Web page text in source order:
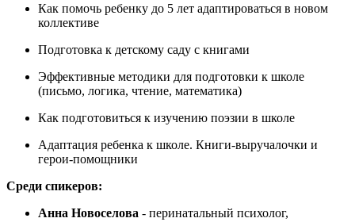
Как помочь ребенку до 5 лет адаптироваться в новом
коллективе
Подготовка к детскому саду с книгами
Эффективные методики для подготовки к школе
(письмо, логика, чтение, математика)
Как подготовиться к изучению поэзии в школе
Адаптация ребенка к школе. Книги-выручалочки и
герои-помощники
Среди спикеров:
Анна Новоселова - перинатальный психолог,